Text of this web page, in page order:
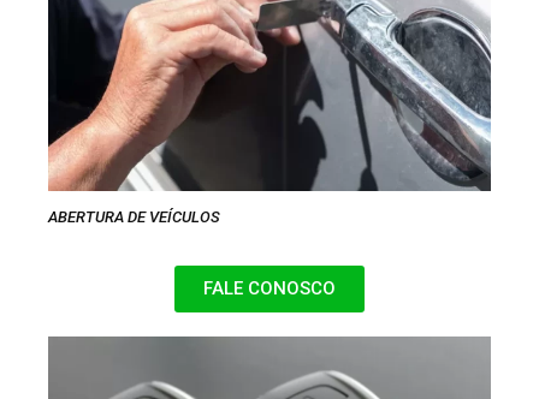
ABERTURA DE VEÍCULOS
FALE CONOSCO